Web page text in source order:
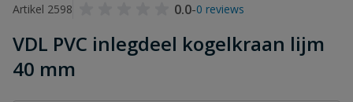
Artikel 2598
0.0-0 reviews
VDL PVC inlegdeel kogelkraan lijm
40 mm